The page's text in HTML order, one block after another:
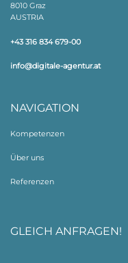
8010 Graz
AUSTRIA
+43 316 834 679-00
info@digitale-agentur.at
NAVIGATION
Kompetenzen
Über uns
Referenzen
GLEICH ANFRAGEN!